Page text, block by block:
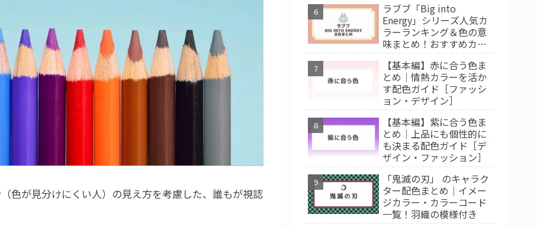
（色が見分けにくい人）の見え方を考慮した、誰もが視認
ラブブ「Big into
Energy」シリーズ人気カ
ラーランキング＆色の意
味まとめ！おすすめカラ
【基本編】赤に合う色ま
とめ｜情熱カラーを活か
す配色ガイド［ファッシ
ョン・デザイン］
【基本編】紫に合う色ま
とめ｜上品にも個性的に
も決まる配色ガイド［デ
ザイン・ファッション］
「鬼滅の刃」 のキャラク
ター配色まとめ｜イメー
ジカラー・カラーコード
一覧！羽織の模様付き